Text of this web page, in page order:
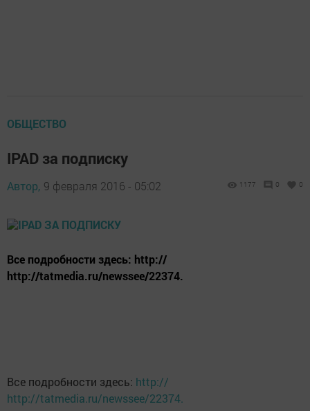
ОБЩЕСТВО
IPAD за подписку
Автор, 9 февраля 2016 - 05:02 1177 0 0
Все подробности здесь: http://
http://tatmedia.ru/newssee/22374.
Все подробности здесь: http://
http://tatmedia.ru/newssee/22374.